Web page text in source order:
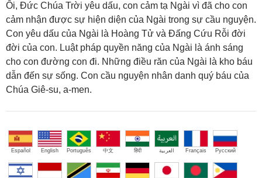
Ôi, Đức Chúa Trời yêu dấu, con cảm tạ Ngài vì đã cho con
cảm nhận được sự hiện diện của Ngài trong sự cầu nguyện.
Con yêu dấu của Ngài là Hoàng Tử và Đấng Cứu Rỗi đời
đời của con. Luật pháp quyền năng của Ngài là ánh sáng
cho con đường con đi. Những điều răn của Ngài là kho báu
dẫn đến sự sống. Con cầu nguyện nhân danh quý báu của
Chúa Giê-su, a-men.
Español English Português 中文 हिंदी العربية Français Русский